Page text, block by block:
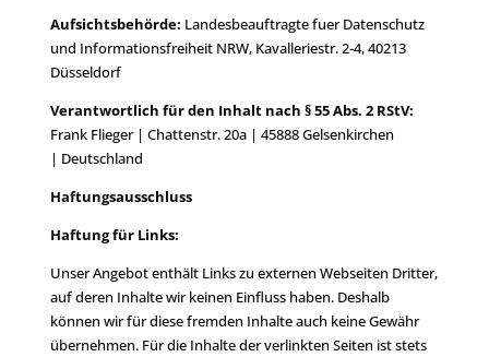
Aufsichtsbehörde: Landesbeauftragte fuer Datenschutz
und Informationsfreiheit NRW, Kavalleriestr. 2-4, 40213
Düsseldorf
Verantwortlich für den Inhalt nach § 55 Abs. 2 RStV:
Frank Flieger | Chattenstr. 20a | 45888 Gelsenkirchen
| Deutschland
Haftungsausschluss
Haftung für Links:
Unser Angebot enthält Links zu externen Webseiten Dritter,
auf deren Inhalte wir keinen Einfluss haben. Deshalb
können wir für diese fremden Inhalte auch keine Gewähr
übernehmen. Für die Inhalte der verlinkten Seiten ist stets